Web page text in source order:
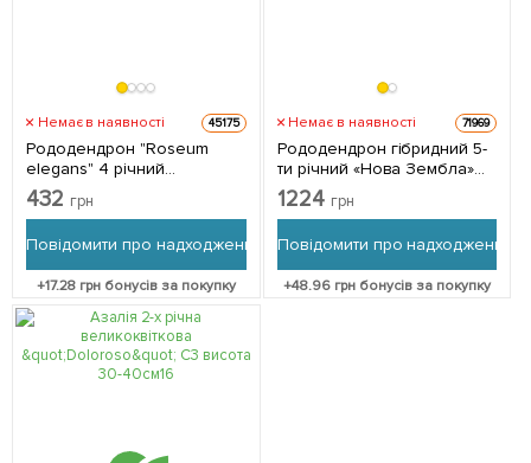
Немає в наявності 45175
Рододендрон "Roseum
elegans" 4 річний
(рожевий) 1 саджанець в
упаковці
432 грн
Повідомити про надходження
+17.28 грн бонусів за покупку
Немає в наявності 71969
Рододендрон гібридний 5-
ти річний «Нова Зембла»
(Nova Zembla) С7,5л висота
1,2-1,4м 1 саджанець в
1224 грн
Повідомити про надходження
+48.96 грн бонусів за покупку